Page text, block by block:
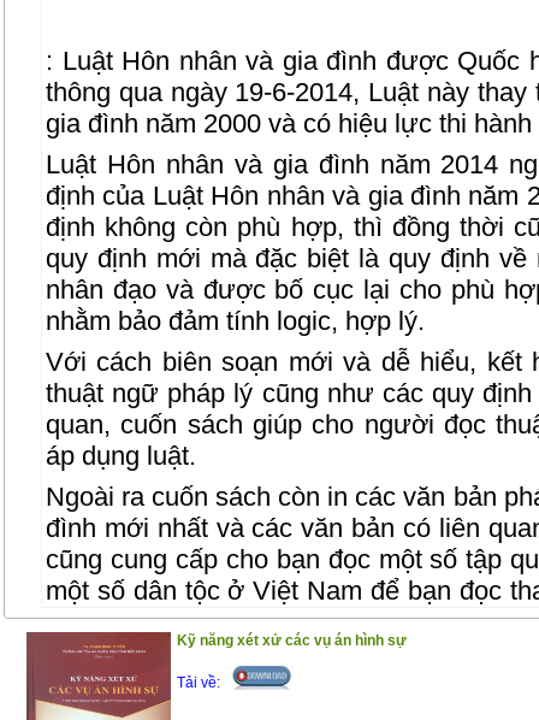
: Luật Hôn nhân và gia đình được Quốc
thông qua ngày 19-6-2014, Luật này
gia đình năm 2000 và có hiệu lực thi
Luật Hôn nhân và gia đình năm 2014
định của Luật Hôn nhân và gia đình năm
định không còn phù hợp, thì đồng thời
quy định mới mà đặc biệt là quy định
nhân đạo và được bố cục lại cho phù
nhằm bảo đảm tính logic, hợp lý.
Với cách biên soạn mới và dễ hiểu, kết
thuật ngữ pháp lý cũng như các quy
quan, cuốn sách giúp cho người đọc
áp dụng luật.
Ngoài ra cuốn sách còn in các văn bản
đình mới nhất và các văn bản có liên
cũng cung cấp cho bạn đọc một số tập
một số dân tộc ở Việt Nam để bạn đọc
công việc, chuyên môn.
Trân trọng giới thiệu đến bạn đọc !
(7/1/2021)
Kỹ năng xét xử các vụ án hình sự
Tải về: